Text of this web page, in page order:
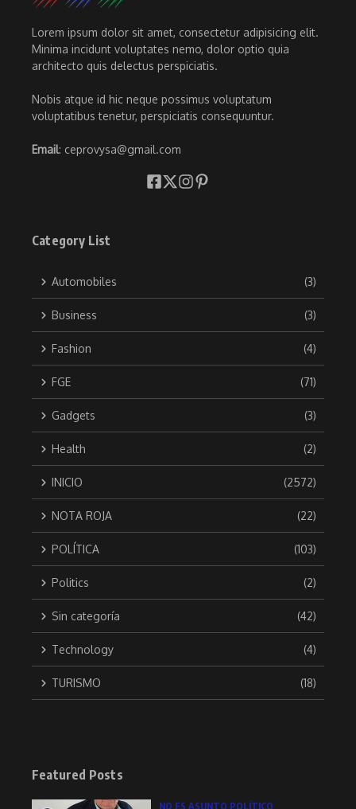
Lorem ipsum dolor sit amet, consectetur adipisicing elit.
Minima incidunt voluptates nemo, dolor optio quia
architecto quis delectus perspiciatis.
Nobis atque id hic neque possimus voluptatum
voluptatibus tenetur, perspiciatis consequuntur.
Email: ceprovysa@gmail.com
Category List
Automobiles (3)
Business (3)
Fashion (4)
FGE (71)
Gadgets (3)
Health (2)
INICIO (2572)
NOTA ROJA (22)
POLÍTICA (103)
Politics (2)
Sin categoría (42)
Technology (4)
TURISMO (18)
Featured Posts
NO ES ASUNTO POLÍTICO